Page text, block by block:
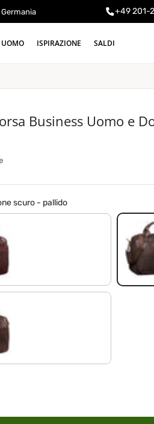
+49 201-
UOMO ISPIRAZIONE SALDI
Business Uomo e
scuro - pallido
scuro